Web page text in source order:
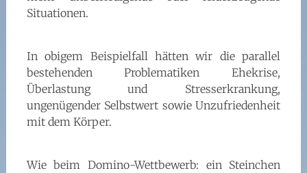
Situationen.
In obigem Beispielfall hätten wir die parallel
bestehenden Problematiken Ehekrise,
Überlastung und Stresserkrankung,
ungenügender Selbstwert sowie Unzufriedenheit
mit dem Körper.
Wie beim Domino-Wettbewerb: ein Steinchen